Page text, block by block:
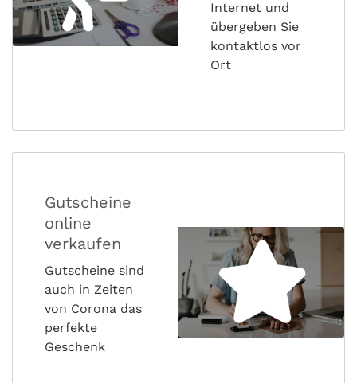
Internet und
übergeben Sie
kontaktlos vor
Ort
Gutscheine
online
verkaufen
Gutscheine sind
auch in Zeiten
von Corona das
perfekte
Geschenk